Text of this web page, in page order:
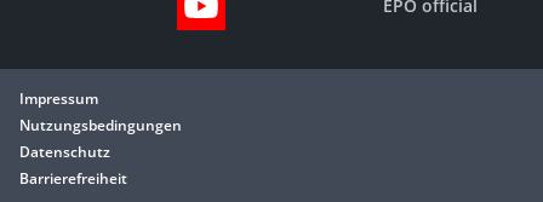
EPO official
Impressum
Nutzungsbedingungen
Datenschutz
Barrierefreiheit